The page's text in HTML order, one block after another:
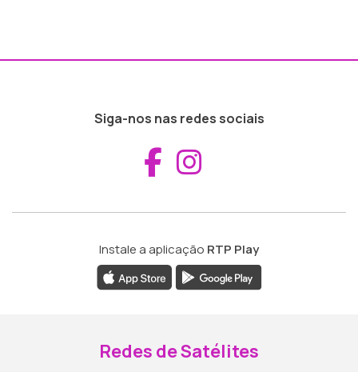
Siga-nos nas redes sociais
Aceder ao
Instale a aplicação RTP Play
Redes de Satélites